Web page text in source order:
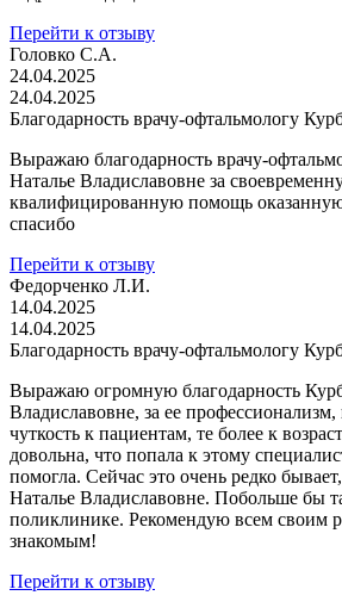
Перейти к отзыву
Головко С.А.
24.04.2025
24.04.2025
Благодарность врачу-офтальмологу
Выражаю благодарность врачу-
Наталье Владиславовне за
квалифицированную помощь
спасибо
Перейти к отзыву
Федорченко Л.И.
14.04.2025
14.04.2025
Благодарность врачу-офтальмологу
Выражаю огромную благодарность
Владиславовне, за ее профессионализм,
чуткость к пациентам, те более к
довольна, что попала к этому
помогла. Сейчас это очень редко
Наталье Владиславовне. Побольше бы
поликлинике. Рекомендую всем своим
знакомым!
Перейти к отзыву